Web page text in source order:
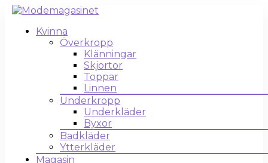
Kvinna
Överkropp
Klänningar
Skjortor
Toppar
Linnen
Underkropp
Underkläder
Byxor
Badkläder
Ytterkläder
Magasin